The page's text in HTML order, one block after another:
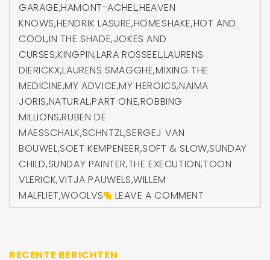
GARAGE,HAMONT-ACHEL,HEAVEN
KNOWS,HENDRIK LASURE,HOMESHAKE,HOT AND
COOL,IN THE SHADE,JOKES AND
CURSES,KINGPIN,LARA ROSSEEL,LAURENS
DIERICKX,LAURENS SMAGGHE,MIXING THE
MEDICINE,MY ADVICE,MY HEROICS,NAIMA
JORIS,NATURAL,PART ONE,ROBBING
MILLIONS,RUBEN DE
MAESSCHALK,SCHNTZL,SERGEJ VAN
BOUWEL,SOET KEMPENEER,SOFT & SLOW,SUNDAY
CHILD,SUNDAY PAINTER,THE EXECUTION,TOON
VLERICK,VITJA PAUWELS,WILLEM
MALFLIET,WOOLVS LEAVE A COMMENT
RECENTE BERICHTEN